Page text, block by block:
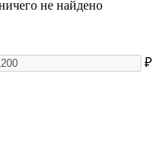
не найдено
₽